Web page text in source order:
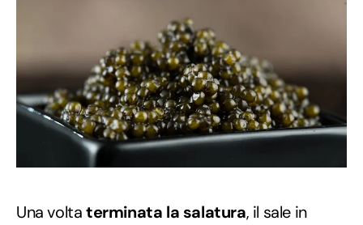
Una voltaterminata la salatura, il sale in